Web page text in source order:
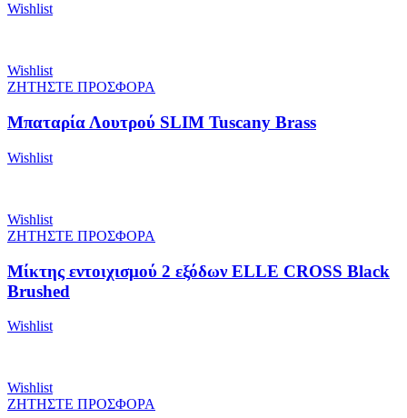
Wishlist
Wishlist
ΖΗΤΗΣΤΕ ΠΡΟΣΦΟΡΑ
Μπαταρία Λουτρού SLIM Tuscany Brass
Wishlist
Wishlist
ΖΗΤΗΣΤΕ ΠΡΟΣΦΟΡΑ
Μίκτης εντοιχισμού 2 εξόδων ELLE CROSS Black
Brushed
Wishlist
Wishlist
ΖΗΤΗΣΤΕ ΠΡΟΣΦΟΡΑ